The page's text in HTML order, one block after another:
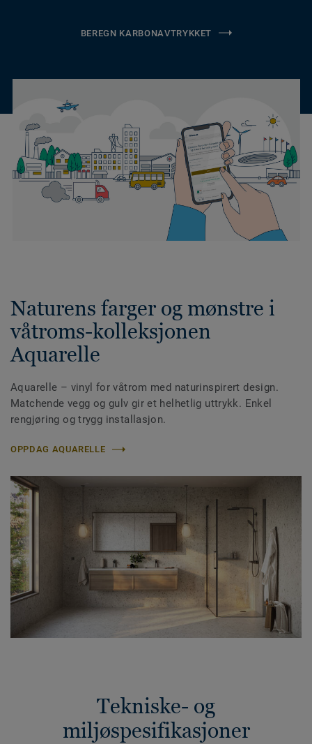
BEREGN KARBONAVTRYKKET
Naturens farger og mønstre i
våtroms-kolleksjonen
Aquarelle
Aquarelle – vinyl for våtrom med naturinspirert design.
Matchende vegg og gulv gir et helhetlig uttrykk. Enkel
rengjøring og trygg installasjon.
OPPDAG AQUARELLE
Tekniske- og
miljøspesifikasjoner